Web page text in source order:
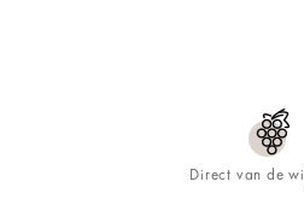
Direct van de